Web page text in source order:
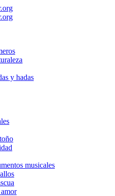
y hadas
musicales